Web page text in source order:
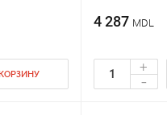
4 287 MDL
+
-